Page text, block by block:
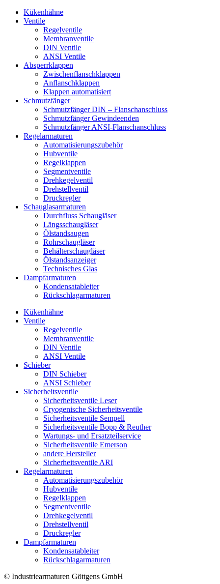
Kükenhähne
Ventile
Regelventile
Membranventile
DIN Ventile
ANSI Ventile
Absperrklappen
Zwischenflanschklappen
Anflanschklappen
Klappen automatisiert
Schmutzfänger
Schmutzfänger DIN – Flanschanschluss
Schmutzfänger Gewindeenden
Schmutzfänger ANSI-Flanschanschluss
Regelarmaturen
Automatisierungszubehör
Hubventile
Regelklappen
Segmentventile
Drehkegelventil
Drehstellventil
Druckregler
Schauglas­armaturen
Durchfluss Schaugläser
Längsschaugläser
Ölstandsaugen
Rohrschaugläser
Behälterschaugläser
Ölstandsanzeiger
Technisches Glas
Dampfarmaturen
Kondensatableiter
Rückschlagarmaturen
Kükenhähne
Ventile
Regelventile
Membranventile
DIN Ventile
ANSI Ventile
Schieber
DIN Schieber
ANSI Schieber
Sicherheitsventile
Sicherheitsventile Leser
Cryogenische Sicherheitsventile
Sicherheitsventile Sempell
Sicherheitsventile Bopp & Reuther
Wartungs- und Ersatzteilservice
Sicherheitsventile Emerson
andere Hersteller
Sicherheitsventile ARI
Regelarmaturen
Automatisierungszubehör
Hubventile
Regelklappen
Segmentventile
Drehkegelventil
Drehstellventil
Druckregler
Dampfarmaturen
Kondensatableiter
Rückschlagarmaturen
© Industriearmaturen Göttgens GmbH